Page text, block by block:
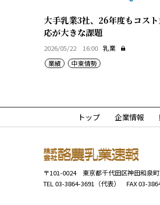
大手乳業3社、26年度もコス
応が大きな課題
2026/05/22 16:00 乳業
業績
中東情勢
トップ 企業情報
〒101-0024 東京都千代田区神田和泉
TEL 03-3864-3691（代表）
FAX 03-